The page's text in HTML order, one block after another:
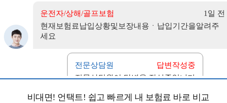
비대면! 언택트! 쉽고 빠르게 내 보험료 바로 비교